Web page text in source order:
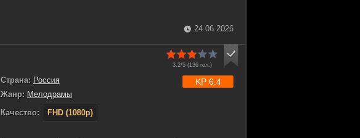
24.06.2026
3.2/5 (136гол.)
Страна: Россия
Жанр: Мелодрамы
Качество:
FHD (1080p)
KP 6.4